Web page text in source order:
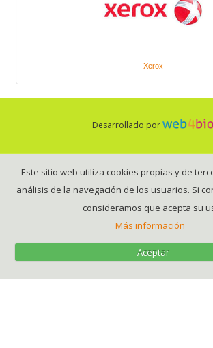
Xerox
Desarrollado por
Este sitio web utiliza cookies propias y de
análisis de la navegación de los usuarios. Si
consideramos que acepta su
Más información
Aceptar